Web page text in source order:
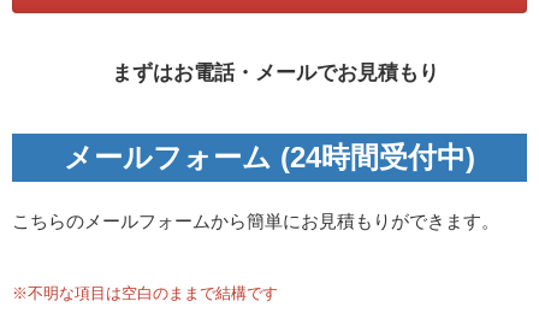
まずはお電話・メールでお見積もり
メールフォーム (24時間受付中)
こちらのメールフォームから簡単にお見積もりができます。
※不明な項目は空白のままで結構です